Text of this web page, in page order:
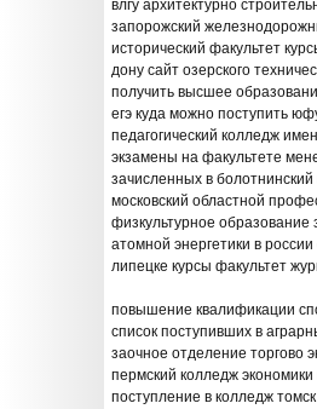
влгу архитектурно
запорожский
исторический факультет
дону сайт озерского
получить высшее
егэ куда можно поступить
педагогический колледж
экзамены на факультете
зачисленных в болотнинский
московский областной
физкультурное образование
атомной энергетики в
липецке курсы факультет
повышение квалификации
список поступивших в
заочное отделение торгово
пермский колледж
поступление в колледж